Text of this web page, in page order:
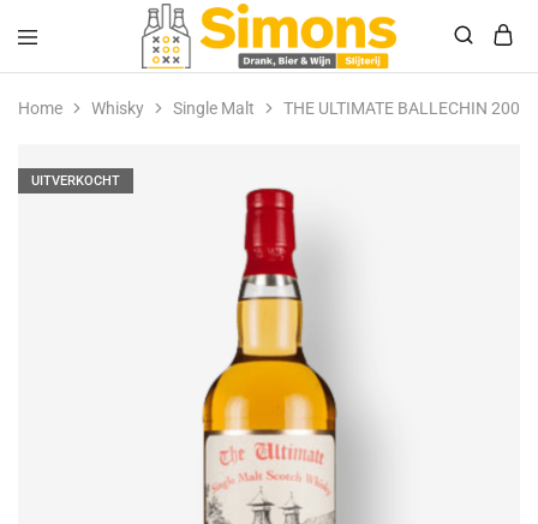
Simonsdrank.nl
Drank,
Bier
&
Home Whisky Single Malt THE ULTIMATE BALLECHIN 2008
UITVERKOCHT